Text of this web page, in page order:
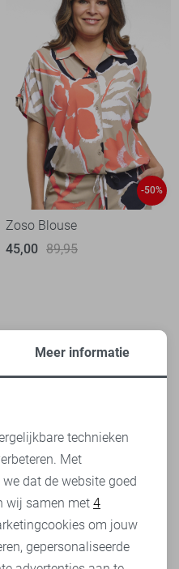
-50%
Zoso Blouse
45,00 89,95
Meer informatie
technieken
Met
dat de website goed
wij samen met 4
om jouw
gepersonaliseerde